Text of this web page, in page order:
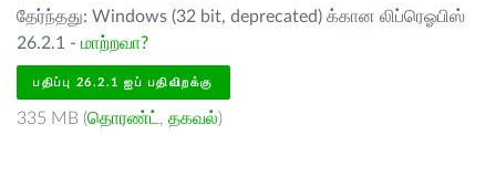
தேர்ந்தது: Windows (32 bit, deprecated) க்கான லிப்ரெஓபிஸ்
26.2.1 - மாற்றவா?
பதிப்பு 26.2.1 ஐப் பதிவிறக்கு
335 MB (தொரண்ட் , தகவல்)